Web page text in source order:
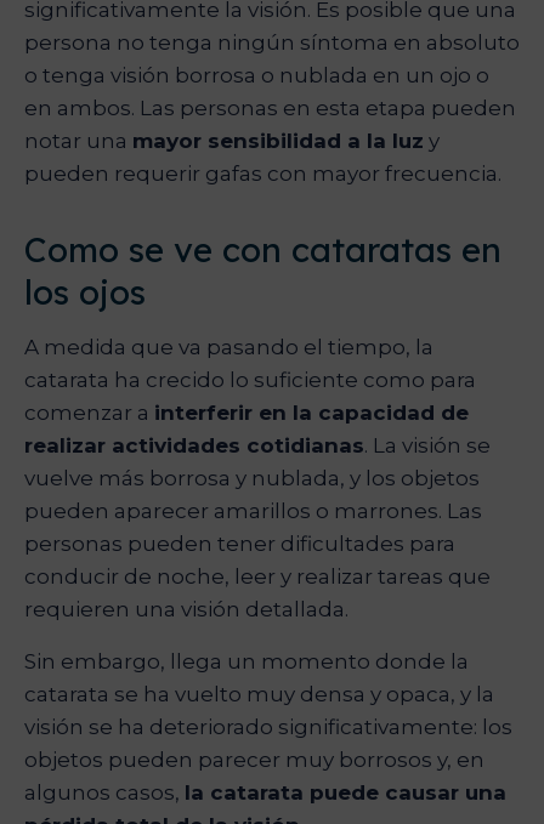
significativamente la visión. Es posible que una
persona no tenga ningún síntoma en absoluto
o tenga visión borrosa o nublada en un ojo o
en ambos. Las personas en esta etapa pueden
notar una mayor sensibilidad a la luz y
pueden requerir gafas con mayor frecuencia.
Como se ve con cataratas en
los ojos
A medida que va pasando el tiempo, la
catarata ha crecido lo suficiente como para
comenzar a interferir en la capacidad de
realizar actividades cotidianas. La visión se
vuelve más borrosa y nublada, y los objetos
pueden aparecer amarillos o marrones. Las
personas pueden tener dificultades para
conducir de noche, leer y realizar tareas que
requieren una visión detallada.
Sin embargo, llega un momento donde la
catarata se ha vuelto muy densa y opaca, y la
visión se ha deteriorado significativamente: los
objetos pueden parecer muy borrosos y, en
algunos casos, la catarata puede causar una